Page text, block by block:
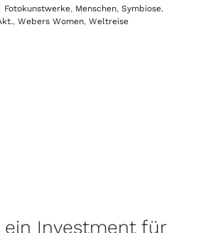
Fotokunstwerke, Menschen, Symbiose.
, Webers Women, Weltreise
ein Investment für